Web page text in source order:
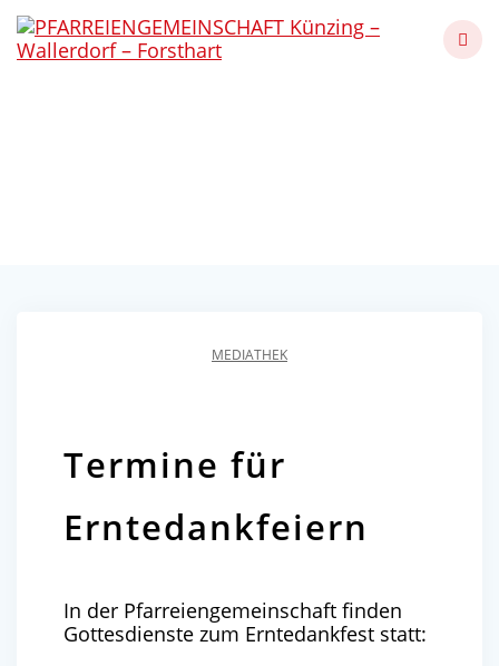
to
MEDIATHEK
Termine für
Erntedankfeiern
In der Pfarreiengemeinschaft finden
Gottesdienste zum Erntedankfest statt: